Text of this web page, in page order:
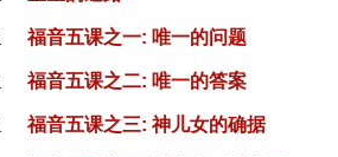
福音五课之一: 唯一的问题
福音五课之二: 唯一的答案
福音五课之三: 神儿女的确据